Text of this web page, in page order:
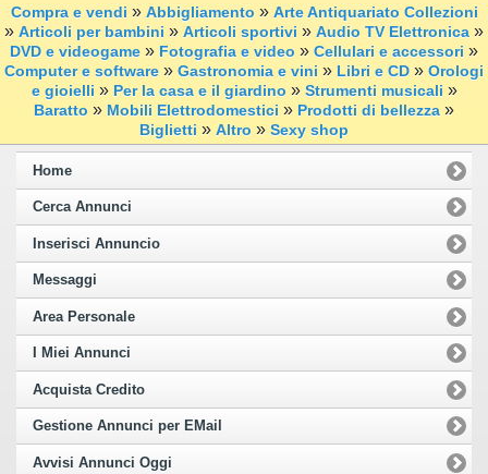
Compra e vendi » Abbigliamento » Arte Antiquariato Collezioni
» Articoli per bambini » Articoli sportivi » Audio TV Elettronica »
DVD e videogame » Fotografia e video » Cellulari e accessori »
Computer e software » Gastronomia e vini » Libri e CD » Orologi
e gioielli » Per la casa e il giardino » Strumenti musicali »
Baratto » Mobili Elettrodomestici » Prodotti di bellezza »
Biglietti » Altro » Sexy shop
Home
Cerca Annunci
Inserisci Annuncio
Messaggi
Area Personale
I Miei Annunci
Acquista Credito
Gestione Annunci per EMail
Avvisi Annunci Oggi